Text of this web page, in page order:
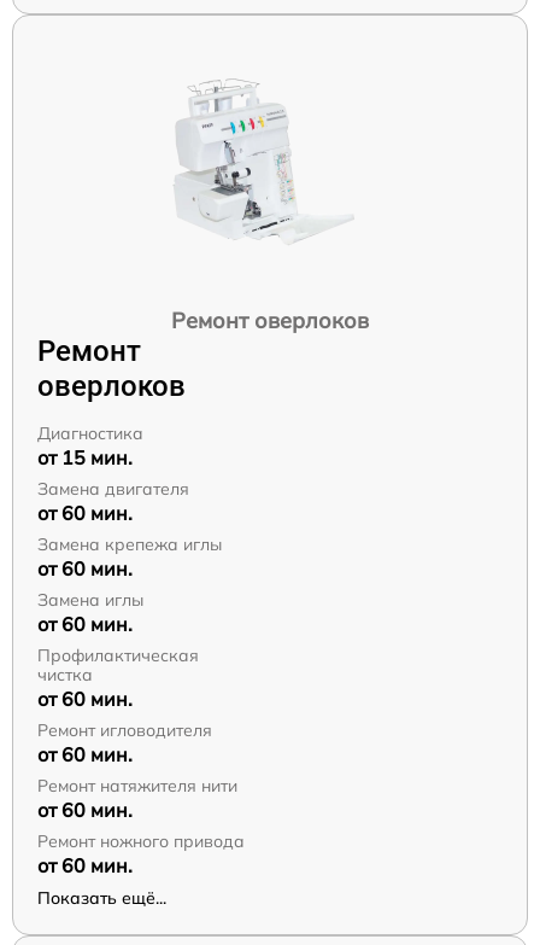
Ремонт оверлоков
Ремонт
оверлоков
Диагностика
от 15 мин.
Замена двигателя
от 60 мин.
Замена крепежа иглы
от 60 мин.
Замена иглы
от 60 мин.
Профилактическая
чистка
от 60 мин.
Ремонт игловодителя
от 60 мин.
Ремонт натяжителя нити
от 60 мин.
Ремонт ножного привода
от 60 мин.
Показать ещё...